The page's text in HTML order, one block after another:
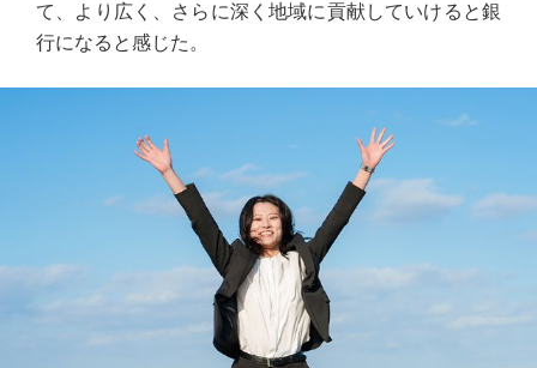
て、より広く、さらに深く地域に貢献していけると銀
行になると感じた。